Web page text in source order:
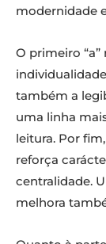
modernidade
O primeiro
também a
uma linha
leitura. Por
reforça
centralidade.
melhora